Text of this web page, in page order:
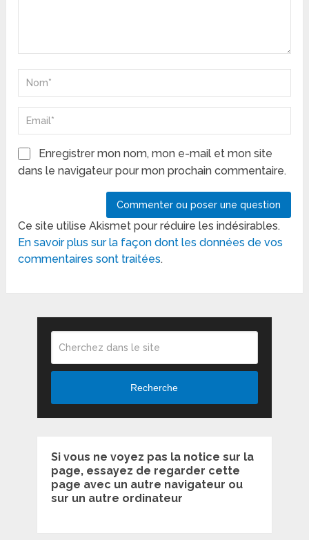
Enregistrer mon nom, mon e-mail et mon site
dans le navigateur pour mon prochain commentaire.
Ce site utilise Akismet pour réduire les indésirables.
En savoir plus sur la façon dont les données de vos
commentaires sont traitées.
Recherche
Si vous ne voyez pas la notice sur la
page, essayez de regarder cette
page avec un autre navigateur ou
sur un autre ordinateur